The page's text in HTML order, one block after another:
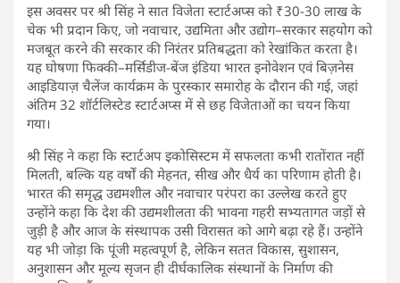
इस अवसर पर श्री सिंह ने सात विजेता स्टार्टअप्स को ₹30-30 लाख के
चेक भी प्रदान किए, जो नवाचार, उद्यमिता और उद्योग–सरकार सहयोग को
मजबूत करने की सरकार की निरंतर प्रतिबद्धता को रेखांकित करता है।
यह घोषणा फिक्की–मर्सिडीज-बेंज इंडिया भारत इनोवेशन एवं बिज़नेस
आइडियाज़ चैलेंज कार्यक्रम के पुरस्कार समारोह के दौरान की गई, जहां
अंतिम 32 शॉर्टलिस्टेड स्टार्टअप्स में से छह विजेताओं का चयन किया
गया।
श्री सिंह ने कहा कि स्टार्टअप इकोसिस्टम में सफलता कभी रातोंरात नहीं
मिलती, बल्कि यह वर्षों की मेहनत, सीख और धैर्य का परिणाम होती है।
भारत की समृद्ध उद्यमशील और नवाचार परंपरा का उल्लेख करते हुए
उन्होंने कहा कि देश की उद्यमशीलता की भावना गहरी सभ्यतागत जड़ों से
जुड़ी है और आज के संस्थापक उसी विरासत को आगे बढ़ा रहे हैं। उन्होंने
यह भी जोड़ा कि पूंजी महत्वपूर्ण है, लेकिन सतत विकास, सुशासन,
अनुशासन और मूल्य सृजन ही दीर्घकालिक संस्थानों के निर्माण की